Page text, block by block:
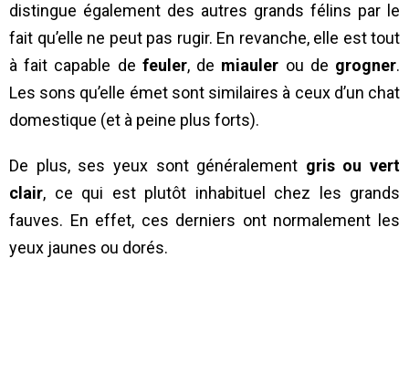
distingue également des autres grands félins par le
fait qu’elle ne peut pas rugir. En revanche, elle est tout
à fait capable de feuler, de miauler ou de grogner.
Les sons qu’elle émet sont similaires à ceux d’un chat
domestique (et à peine plus forts).
De plus, ses yeux sont généralement gris ou vert
clair, ce qui est plutôt inhabituel chez les grands
fauves. En effet, ces derniers ont normalement les
yeux jaunes ou dorés.